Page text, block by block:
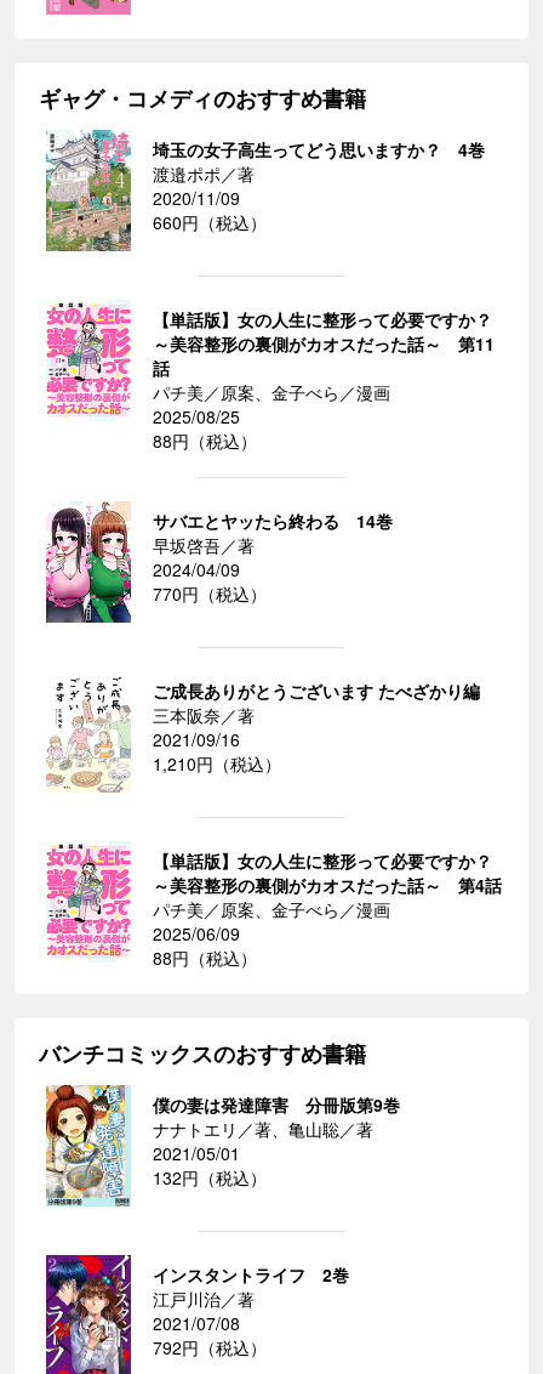
ギャグ・コメディのおすすめ書籍
埼玉の女子高生ってどう思いますか？ 4巻
渡邉ポポ／著
2020/11/09
660円（税込）
【単話版】女の人生に整形って必要ですか？
～美容整形の裏側がカオスだった話～ 第11
話
パチ美／原案、金子べら／漫画
2025/08/25
88円（税込）
サバエとヤッたら終わる 14巻
早坂啓吾／著
2024/04/09
770円（税込）
ご成長ありがとうございます たべざかり編
三本阪奈／著
2021/09/16
1,210円（税込）
【単話版】女の人生に整形って必要ですか？
～美容整形の裏側がカオスだった話～ 第4話
パチ美／原案、金子べら／漫画
2025/06/09
88円（税込）
バンチコミックスのおすすめ書籍
僕の妻は発達障害 分冊版第9巻
ナナトエリ／著、亀山聡／著
2021/05/01
132円（税込）
インスタントライフ 2巻
江戸川治／著
2021/07/08
792円（税込）